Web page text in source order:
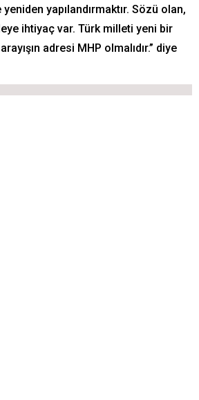
yapılandırmaktır. Sözü olan,
ihtiyaç var. Türk milleti yeni bir
adresi MHP olmalıdır.” diye